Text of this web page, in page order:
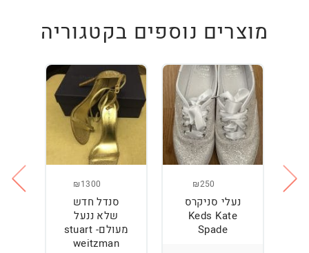
מוצרים נוספים בקטגוריה
₪250
נעלי סניקרס
Keds Kate
Spade
₪1300
סנדל חדש
שלא ננעל
מעולם- stuart
weitzman